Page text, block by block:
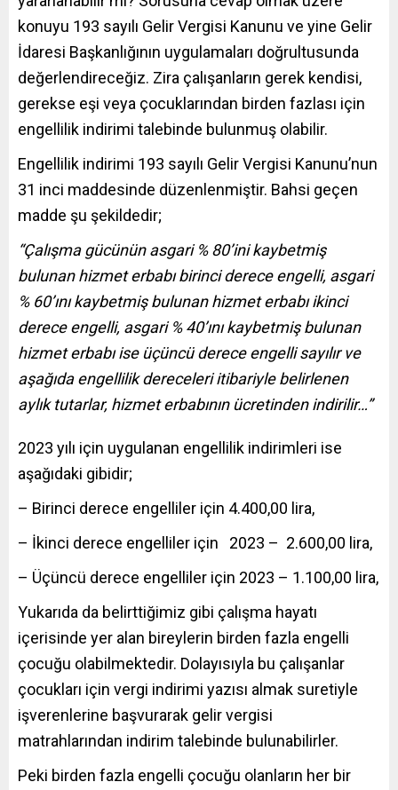
konuyu 193 sayılı Gelir Vergisi Kanunu ve yine Gelir
İdaresi Başkanlığının uygulamaları doğrultusunda
değerlendireceğiz. Zira çalışanların gerek kendisi,
gerekse eşi veya çocuklarından birden fazlası için
engellilik indirimi talebinde bulunmuş olabilir.
Engellilik indirimi 193 sayılı Gelir Vergisi Kanunu’nun
31 inci maddesinde düzenlenmiştir. Bahsi geçen
madde şu şekildedir;
“Çalışma gücünün asgari % 80’ini kaybetmiş
bulunan hizmet erbabı birinci dereceengelli, asgari
% 60’ını kaybetmiş bulunan hizmet erbabı ikinci
dereceengelli, asgari % 40’ını kaybetmiş bulunan
hizmet erbabı ise üçüncü dereceengellisayılır ve
aşağıdaengellilikdereceleri itibariyle belirlenen
aylık tutarlar, hizmet erbabının ücretinden indirilir…”
2023 yılı için uygulanan engellilik indirimleri ise
aşağıdaki gibidir;
– Birinci derece engelliler için 4.400,00 lira,
– İkinci derece engelliler için 2023 – 2.600,00 lira,
– Üçüncü derece engelliler için 2023 – 1.100,00 lira,
Yukarıda da belirttiğimiz gibi çalışma hayatı
içerisinde yer alan bireylerin birden fazla engelli
çocuğu olabilmektedir. Dolayısıyla bu çalışanlar
çocukları için vergi indirimi yazısı almak suretiyle
işverenlerine başvurarak gelir vergisi
matrahlarından indirim talebinde bulunabilirler.
Peki birden fazla engelli çocuğu olanların her bir